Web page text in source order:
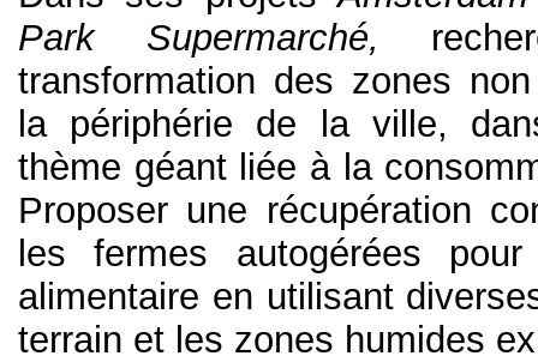
Park Supermarché,
transformation des zones
la périphérie de la ville,
thème géant liée à la
Proposer une récupération
les fermes autogérées
alimentaire en utilisant
terrain et les zones humides